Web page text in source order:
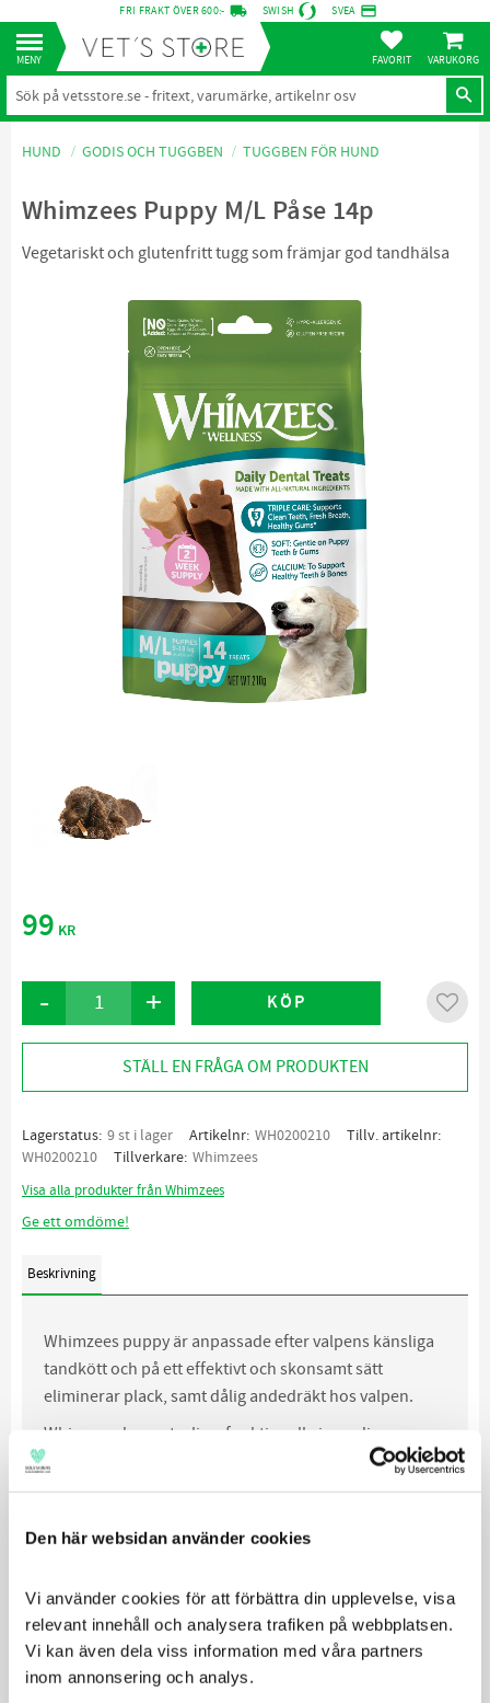
Den här websidan använder cookies
Vi använder cookies för att förbättra din upplevelse, visa
relevant innehåll och analysera trafiken på webbplatsen.
Vi kan även dela viss information med våra partners
inom annonsering och analys.
Meny
FRI FRAKT ÖVER 600:- local_shipping SWISH SVEA credit_card
FAVORITER
HUND GODIS OCH TUGGBEN TUGGBEN FÖR HUND
Whimzees Puppy M/L Påse 14p
Vegetariskt och glutenfritt tugg som främjar god tandhälsa
99 KR
+
- KÖP Lägg
STÄLL EN FRÅGA OM PRODUKTEN
Lagerstatus 9 st i lager Artikelnr WH0200210
Tillv. artikelnr
WH0200210
Tillverkare Whimzees
Visa alla produkter från Whimzees
Ge ett omdöme!
Beskrivning
Whimzees puppy är anpassade efter valpens känsliga
tandkött och på ett effektivt och skonsamt sätt
eliminerar plack, samt dålig andedräkt hos valpen.
Whimzees har naturliga, funktionella ingredienser
utan konstgjorda ingredienser, färgämnen,
smakämnen, konserveringsämnen, genetiskt
också tillsatt extra kalcium som främjar skelettet samt
Ingredienser:
Potatisstärkelse, glycerin, pulveriserad cellulosa,
lecitin, torrjäst, maltextrakt, söt lupinmalt &
kalciumkolhydrat.